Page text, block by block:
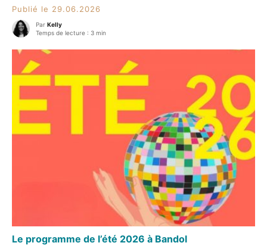
Publié le 29.06.2026
Par Kelly
Temps de lecture : 3 min
Le programme de l’été 2026 à Bandol